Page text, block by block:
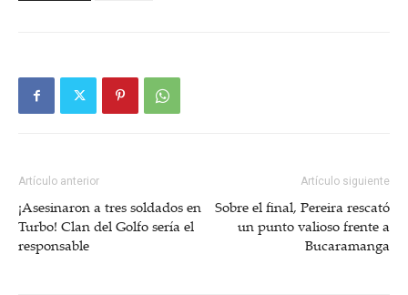
Artículo anterior
¡Asesinaron a tres soldados en
Turbo! Clan del Golfo sería el
responsable
Artículo siguiente
Sobre el final, Pereira rescató
un punto valioso frente a
Bucaramanga